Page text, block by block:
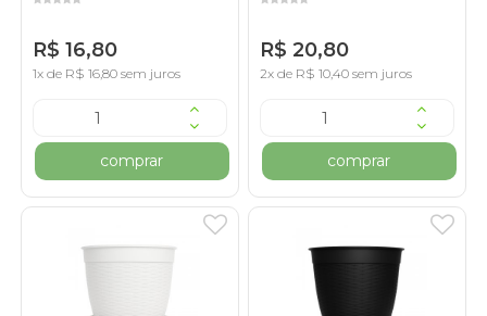
R$ 16,80
1x de R$ 16,80 sem juros
comprar
R$ 20,80
2x de R$ 10,40 sem juros
comprar